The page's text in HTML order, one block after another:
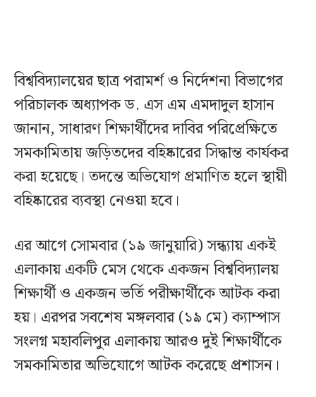
বিশ্ববিদ্যালয়ের ছাত্র পরামর্শ ও নির্দেশনা বিভাগের
পরিচালক অধ্যাপক ড. এস এম এমদাদুল হাসান
জানান, সাধারণ শিক্ষার্থীদের দাবির পরিপ্রেক্ষিতে
সমকামিতায় জড়িতদের বহিষ্কারের সিদ্ধান্ত কার্যকর
করা হয়েছে। তদন্তে অভিযোগ প্রমাণিত হলে স্থায়ী
বহিষ্কারের ব্যবস্থা নেওয়া হবে।
এর আগে সোমবার (১৯ জানুয়ারি) সন্ধ্যায় একই
এলাকায় একটি মেস থেকে একজন বিশ্ববিদ্যালয়
শিক্ষার্থী ও একজন ভর্তি পরীক্ষার্থীকে আটক করা
হয়। এরপর সবশেষ মঙ্গলবার (১৯ মে) ক্যাম্পাস
সংলগ্ন মহাবলিপুর এলাকায় আরও দুই শিক্ষার্থীকে
সমকামিতার অভিযোগে আটক করেছে প্রশাসন।